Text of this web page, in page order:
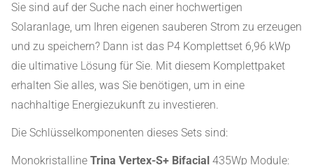
Sie sind auf der Suche nach einer hochwertigen
Solaranlage, um Ihren eigenen sauberen Strom zu erzeugen
und zu speichern? Dann ist das P4 Komplettset 6,96 kWp
die ultimative Lösung für Sie. Mit diesem Komplettpaket
erhalten Sie alles, was Sie benötigen, um in eine
nachhaltige Energiezukunft zu investieren.
Die Schlüsselkomponenten dieses Sets sind:
Monokristalline Trina Vertex-S+ Bifacial 435Wp Module: